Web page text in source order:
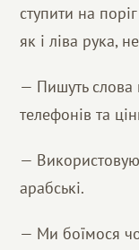
ступити на
як і ліва рука,
— Пишуть слова
телефонів та
—
арабські.
— Ми боїмося